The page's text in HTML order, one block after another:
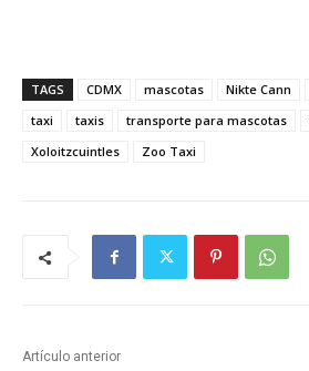
TAGS CDMX mascotas Nikte Cann
taxi
taxis transporte para mascotas
Xoloitzcuintles
Zoo Taxi
Artículo anterior